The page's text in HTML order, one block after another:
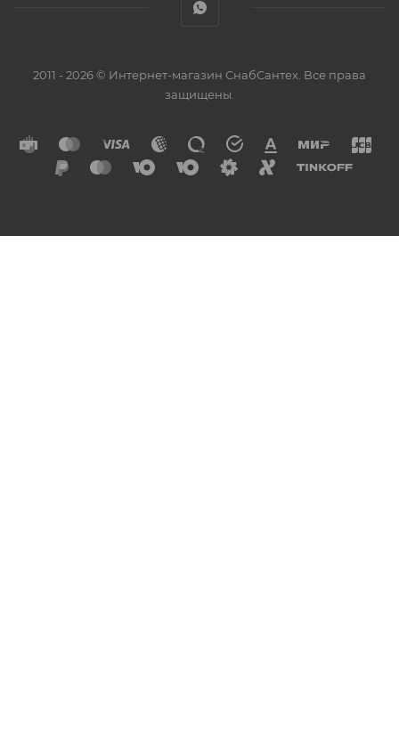
2011 - 2026 © Интернет-магазин СнабСантех. Все права
защищены.